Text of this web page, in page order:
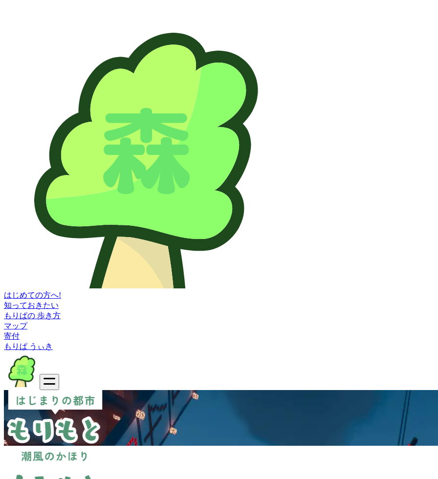
はじめての方へ!
知っておきたい
もりぱの 歩き方
マップ
寄付
もりぱ うぃき